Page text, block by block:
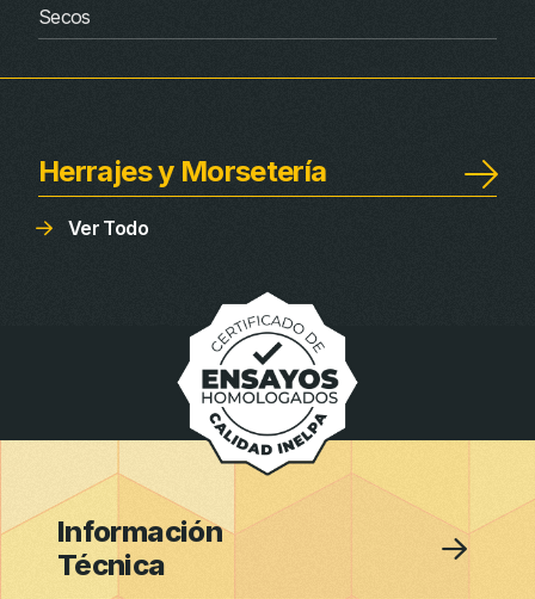
Secos
Herrajes y Morsetería
Ver Todo
Información
Técnica